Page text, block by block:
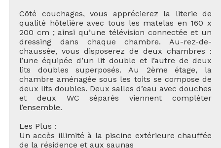
Côté couchages, vous apprécierez la literie de
qualité hôtelière avec tous les matelas en 160 x
200 cm ; ainsi qu’une télévision connectée et un
dressing dans chaque chambre. Au-rez-de-
chaussée, vous disposerez de deux chambres :
l’une équipée d’un lit double et l’autre de deux
lits doubles superposés. Au 2ème étage, la
chambre aménagée sous les toits se compose de
deux lits doubles. Deux salles d’eau avec douches
et deux WC séparés viennent compléter
l’ensemble.
Les Plus :
Un accès illimité à la piscine extérieure chauffée
de la résidence et aux saunas